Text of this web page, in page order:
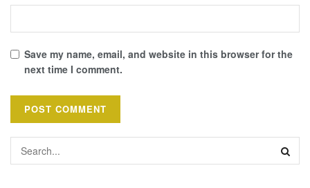
Save my name, email, and website in this browser for the
next time I comment.